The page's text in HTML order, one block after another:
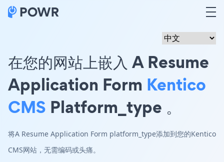
在您的网站上嵌入 A Resume
Application Form Kentico
CMS Platform_type 。
将A Resume Application Form platform_type添加到您的Kentico
CMS网站，无需编码或头痛。